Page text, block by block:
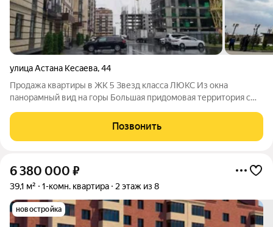
улица Астана Кесаева,44
Продажа квартиры в ЖК 5 Звезд класса ЛЮКС Из окна
панорамный вид на горы Большая придомовая территория с
Форма оплаты: Наличный расчет Агентство недвижимости
ЭТАЖИ для клиентов -покупателей компании
Позвонить
6 380 000 ₽
39,1 м² 1-комн. квартира 2 этаж из 8
новостройка